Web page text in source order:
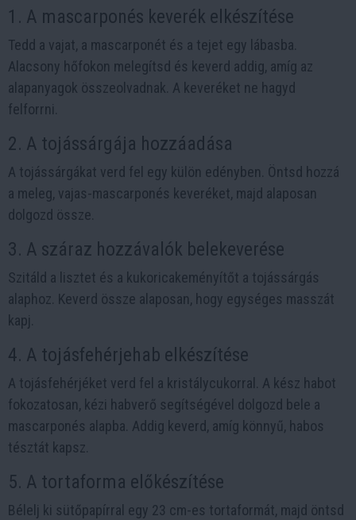
1. A mascarponés keverék elkészítése
Tedd a vajat, a mascarponét és a tejet egy lábasba.
Alacsony hőfokon melegítsd és keverd addig, amíg az
alapanyagok összeolvadnak. A keveréket ne hagyd
felforrni.
2. A tojássárgája hozzáadása
A tojássárgákat verd fel egy külön edényben. Öntsd hozzá
a meleg, vajas-mascarponés keveréket, majd alaposan
dolgozd össze.
3. A száraz hozzávalók belekeverése
Szitáld a lisztet és a kukoricakeményítőt a tojássárgás
alaphoz. Keverd össze alaposan, hogy egységes masszát
kapj.
4. A tojásfehérjehab elkészítése
A tojásfehérjéket verd fel a kristálycukorral. A kész habot
fokozatosan, kézi habverő segítségével dolgozd bele a
mascarponés alapba. Addig keverd, amíg könnyű, habos
tésztát kapsz.
5. A tortaforma előkészítése
Bélelj ki sütőpapírral egy 23 cm-es tortaformát, majd öntsd